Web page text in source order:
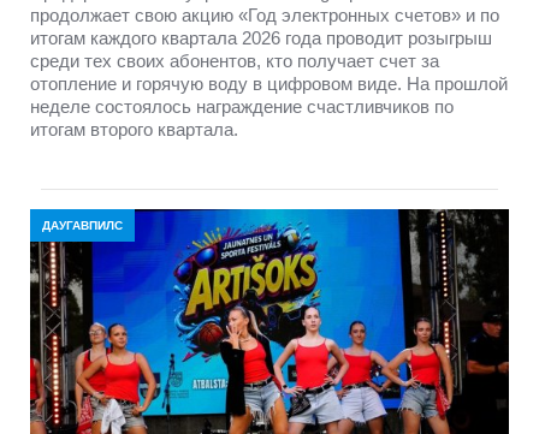
продолжает свою акцию «Год электронных счетов» и по
итогам каждого квартала 2026 года проводит розыгрыш
среди тех своих абонентов, кто получает счет за
отопление и горячую воду в цифровом виде. На прошлой
неделе состоялось награждение счастливчиков по
итогам второго квартала.
ДАУГАВПИЛС